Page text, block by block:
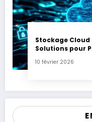
Stockage Cloud
Solutions pour
10 février 2026